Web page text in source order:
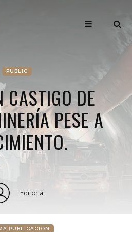
PUBLIC
CASTIGO DE
PESE A
Editorial
PUBLICACIÓN